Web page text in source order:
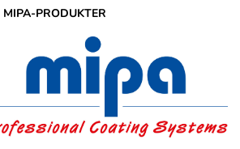
MIPA-PRODUKTER